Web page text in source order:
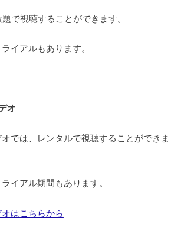
で視聴することができます。
イアルもあります。
オ
では、レンタルで視聴することができま
イアル期間もあります。
はこちらから